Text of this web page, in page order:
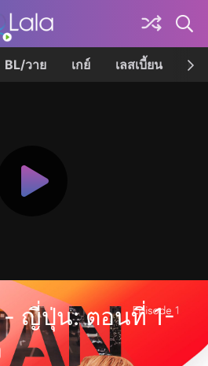
BL/วาย เกย์ เลสเบี้ยน เค
- ญี่ปุ่น: ตอนที่ 1-